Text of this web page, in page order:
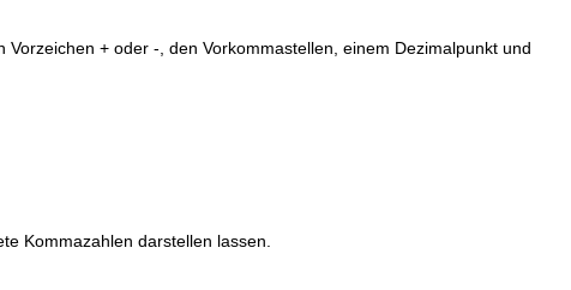
+ oder -, den Vorkommastellen, einem Dezimalpunkt und
Kommazahlen darstellen lassen.